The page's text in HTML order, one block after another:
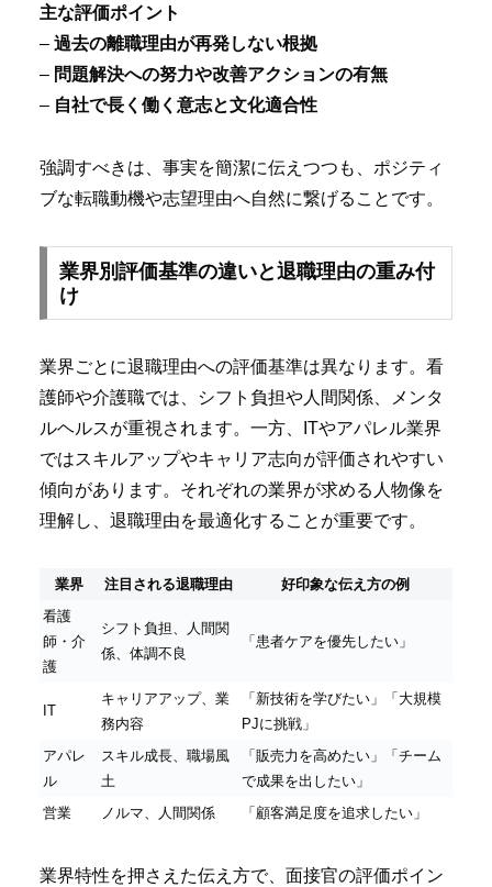
主な評価ポイント
– 過去の離職理由が再発しない根拠
– 問題解決への努力や改善アクションの有無
– 自社で長く働く意志と文化適合性
強調すべきは、事実を簡潔に伝えつつも、ポジティ
ブな転職動機や志望理由へ自然に繋げることです。
業界別評価基準の違いと退職理由の重み付
け
業界ごとに退職理由への評価基準は異なります。看
護師や介護職では、シフト負担や人間関係、メンタ
ルヘルスが重視されます。一方、ITやアパレル業界
ではスキルアップやキャリア志向が評価されやすい
傾向があります。それぞれの業界が求める人物像を
理解し、退職理由を最適化することが重要です。
業界 注目される退職理由
好印象な伝え方の例
看護
師・介
護
シフト負担、人間関
係、体調不良
「患者ケアを優先したい」
IT
キャリアアップ、業
務内容
「新技術を学びたい」「大規模
PJに挑戦」
アパレ
ル
スキル成長、職場風
土
「販売力を高めたい」「チーム
で成果を出したい」
営業
ノルマ、人間関係 「顧客満足度を追求したい」
業界特性を押さえた伝え方で、面接官の評価ポイン